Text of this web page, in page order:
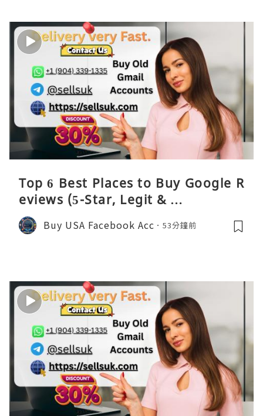
Top 6 Best Places to Buy Google R
eviews (5-Star, Legit & …
Buy USA Facebook Acc 53分鐘前